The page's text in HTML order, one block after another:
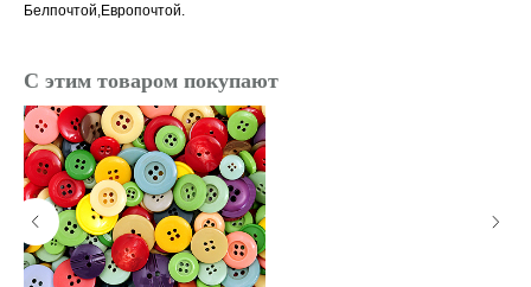
Белпочтой,Европочтой.
С этим товаром покупают